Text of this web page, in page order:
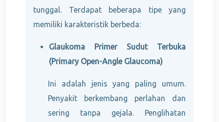
tunggal. Terdapat beberapa tipe yang
memiliki karakteristik berbeda:
Glaukoma Primer Sudut Terbuka
(Primary Open-Angle Glaucoma)
Ini adalah jenis yang paling umum.
Penyakit berkembang perlahan dan
sering tanpa gejala. Penglihatan